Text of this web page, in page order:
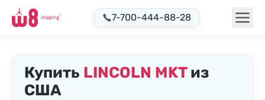
7-700-444-88-28
Купить LINCOLN MKTиз
США